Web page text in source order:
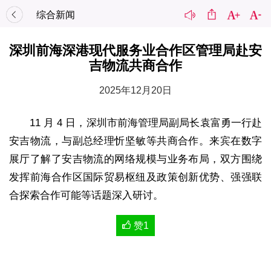
综合新闻
深圳前海深港现代服务业合作区管理局赴安
吉物流共商合作
2025年12月20日
11 月 4 日，深圳市前海管理局副局长袁富勇一行赴
安吉物流，与副总经理忻坚敏等共商合作。来宾在数字
展厅了解了安吉物流的网络规模与业务布局，双方围绕
发挥前海合作区国际贸易枢纽及政策创新优势、强强联
合探索合作可能等话题深入研讨。
赞1